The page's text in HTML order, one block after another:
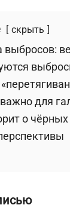
скрыть
для
о